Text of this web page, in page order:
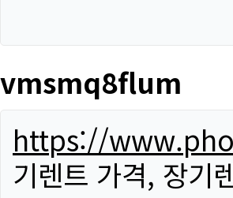
vmsmq8flum
https://
기렌트 가격, 장기